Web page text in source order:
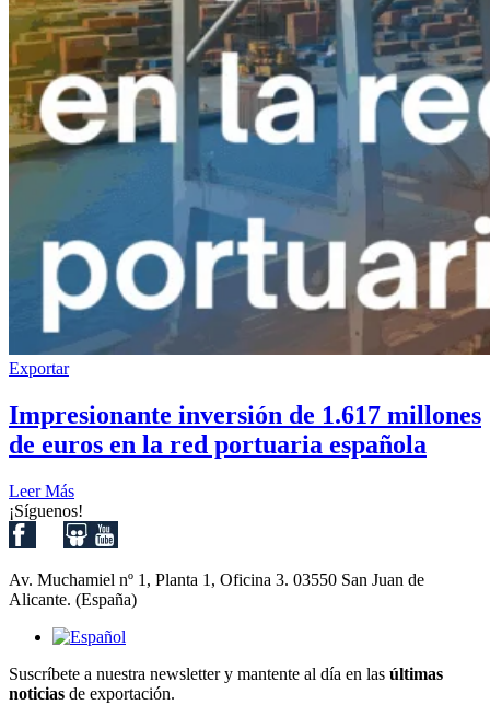
Exportar
Impresionante inversión de 1.617 millones
de euros en la red portuaria española
Leer Más
¡Síguenos!
Av. Muchamiel nº 1, Planta 1, Oficina 3. 03550 San Juan de
Alicante. (España)
Suscríbete a nuestra newsletter y mantente al día en las últimas
noticias de exportación.